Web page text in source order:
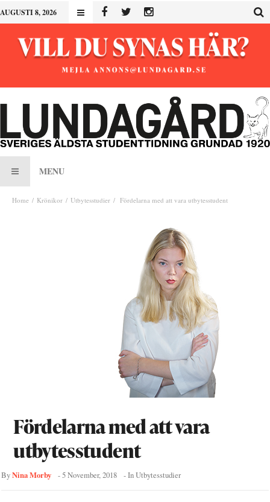
AUGUSTI 8, 2026
MENU
Home Krönikor Utbytesstudier Fördelarna med att vara utbytesstudent
Fördelarna med att vara
utbytesstudent
ByNina Morby -5 November, 2018 - InUtbytesstudier